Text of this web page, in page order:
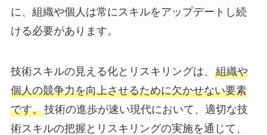
に、組織や個人は常にスキルをアップデートし続
ける必要があります。
技術スキルの見える化とリスキリングは、 組織や
個人の競争力を向上させるために欠かせない要素
です。技術の進歩が速い現代において、適切な技
術スキルの把握とリスキリングの実施を通じて、